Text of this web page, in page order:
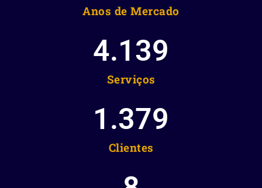
Anos de Mercado
Serviços
4.139
Clientes
1.379